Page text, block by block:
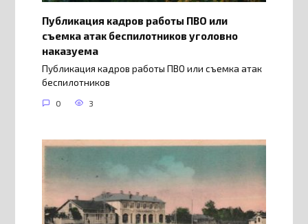
Публикация кадров работы ПВО или
съемка атак беспилотников уголовно
наказуема
Публикация кадров работы ПВО или съемка атак
беспилотников
0 3